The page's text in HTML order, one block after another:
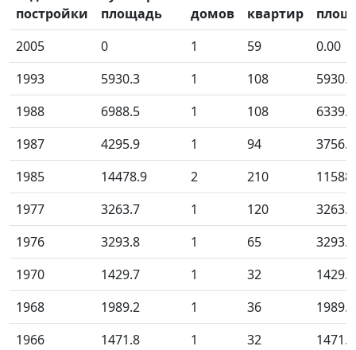
постройки
площадь
домов
квартир
2005
0 1 59
0.00
1993
5930.3 1 108
1988
6988.5 1 108
1987
4295.9 1 94
1985
14478.9 2 210
1977
3263.7 1 120
1976
3293.8 1 65
1970
1429.7 1 32
1968
1989.2 1 36
1966
1471.8 1 32